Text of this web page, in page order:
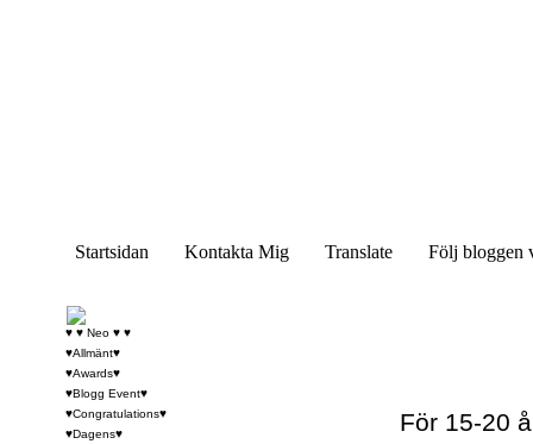
Startsidan Kontakta Mig Translate Följ bloggen
För 15-20
♥ ♥ Neo ♥ ♥
♥Allmänt♥
♥Awards♥
♥Blogg Event♥
♥Congratulations♥
♥Dagens♥